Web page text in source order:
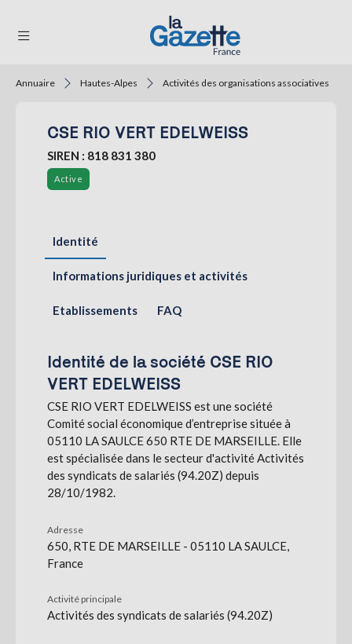
RÉGIONS
FORMATS
SERVICES
S'abonner
Annuaire Hautes-Alpes Activités des organisations associatives
CSE RIO VERT EDELWEISS
SIREN : 818 831 380
Active
Identité
Informations juridiques et activités
Etablissements FAQ
Identité de la société CSE RIO
VERT EDELWEISS
CSE RIO VERT EDELWEISS est une société
Comité social économique d’entreprise située à
05110 LA SAULCE 650 RTE DE MARSEILLE. Elle
est spécialisée dans le secteur d'activité Activités
des syndicats de salariés (94.20Z) depuis
28/10/1982.
Adresse
650, RTE DE MARSEILLE - 05110 LA SAULCE,
France
Activité principale
Activités des syndicats de salariés (94.20Z)